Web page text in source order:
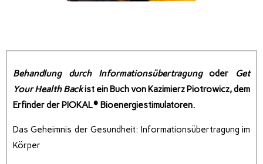
Behandlung durch Informationsübertragung oder
Get
Your Health Backist ein Buch von Kazimierz Piotrowicz, dem
Erfinder der PIOKAL® Bioenergiestimulatoren.
Das Geheimnis der Gesundheit: Informationsübertragung im
Körper